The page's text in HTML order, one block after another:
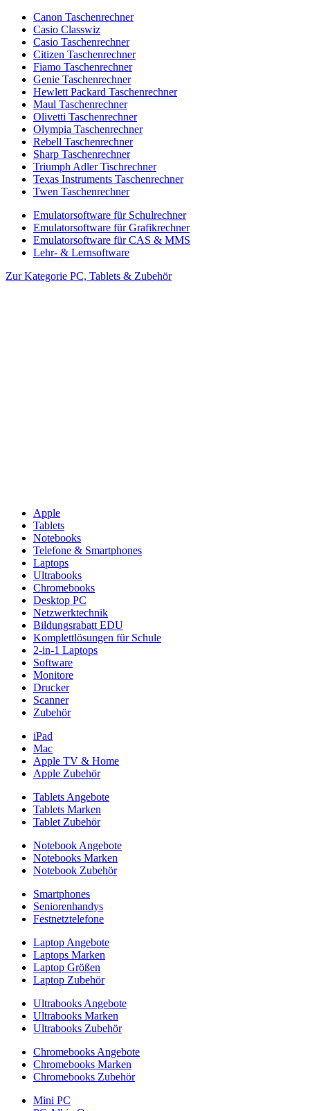
Canon Taschenrechner
Casio Classwiz
Casio Taschenrechner
Citizen Taschenrechner
Fiamo Taschenrechner
Genie Taschenrechner
Hewlett Packard Taschenrechner
Maul Taschenrechner
Olivetti Taschenrechner
Olympia Taschenrechner
Rebell Taschenrechner
Sharp Taschenrechner
Triumph Adler Tischrechner
Texas Instruments Taschenrechner
Twen Taschenrechner
Emulatorsoftware für Schulrechner
Emulatorsoftware für Grafikrechner
Emulatorsoftware für CAS & MMS
Lehr- & Lernsoftware
Zur Kategorie PC, Tablets & Zubehör
Apple
Tablets
Notebooks
Telefone & Smartphones
Laptops
Ultrabooks
Chromebooks
Desktop PC
Netzwerktechnik
Bildungsrabatt EDU
Komplettlösungen für Schule
2-in-1 Laptops
Software
Monitore
Drucker
Scanner
Zubehör
iPad
Mac
Apple TV & Home
Apple Zubehör
Tablets Angebote
Tablets Marken
Tablet Zubehör
Notebook Angebote
Notebooks Marken
Notebook Zubehör
Smartphones
Seniorenhandys
Festnetztelefone
Laptop Angebote
Laptops Marken
Laptop Größen
Laptop Zubehör
Ultrabooks Angebote
Ultrabooks Marken
Ultrabooks Zubehör
Chromebooks Angebote
Chromebooks Marken
Chromebooks Zubehör
Mini PC